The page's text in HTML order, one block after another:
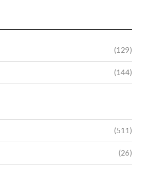
(129)
(144)
(511)
(26)